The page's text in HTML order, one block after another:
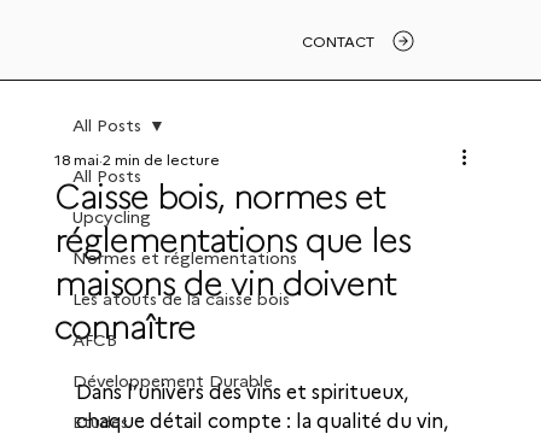
CONTACT
All Posts
Upcycling
Normes et réglementations
Les atouts de la caisse bois
AFCB
Développement Durable
Etudes
All Posts
Caisse bois, normes et
réglementations que les
maisons de vin doivent
connaître
18 mai2 min de lecture
Dans l’univers des vins et spiritueux,
chaque détail compte : la qualité du vin,